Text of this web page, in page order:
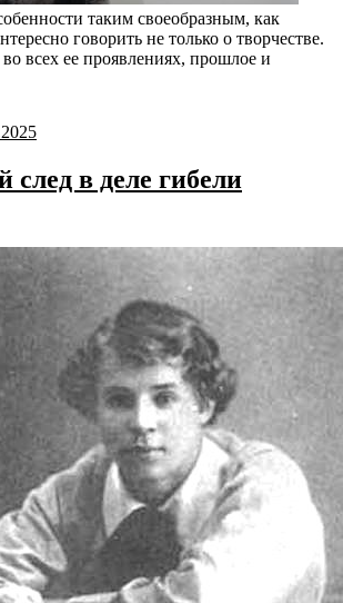
таким своеобразным, как
говорить не только о творчестве.
всех ее проявлениях, прошлое и
след в деле гибели